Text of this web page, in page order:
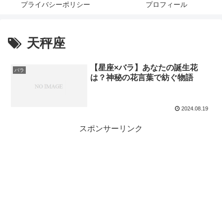
プライバシーポリシー プロフィール
天秤座
バラ
【星座×バラ】あなたの誕生花
は？神秘の花言葉で紡ぐ物語
2024.08.19
スポンサーリンク